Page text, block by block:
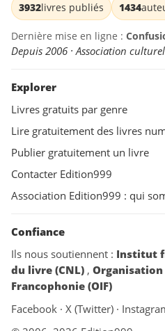
3932livres publiés 1434
Dernière mise en ligne :
Depuis 2006 · Association
Explorer
Livres gratuits par genre
Lire gratuitement des livres
Publier gratuitement un livre
Contacter Edition999
Association Edition999 : qui
Confiance
Ils nous soutiennent : Institut
du livre (CNL) ,
Francophonie (OIF)
Facebook · X (Twitter) ·